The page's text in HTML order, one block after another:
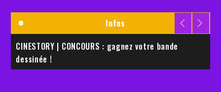
Infos
CINESTORY | CONCOURS : gagnez votre bande
dessinée !